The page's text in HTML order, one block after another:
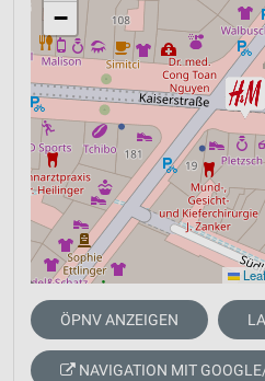
−
ÖPNV ANZEIGEN
NAVIGATION MIT